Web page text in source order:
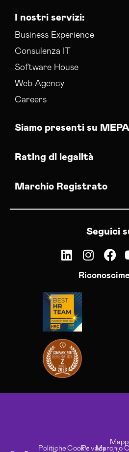
I nostri servizi:
Business Experience
Consulenza IT
Software House
Web Agency
Careers
Siamo presenti su MEPA
Rating di legalità
Marchio Registrato
Seguici
Politiche CookiePrivacyMarchio